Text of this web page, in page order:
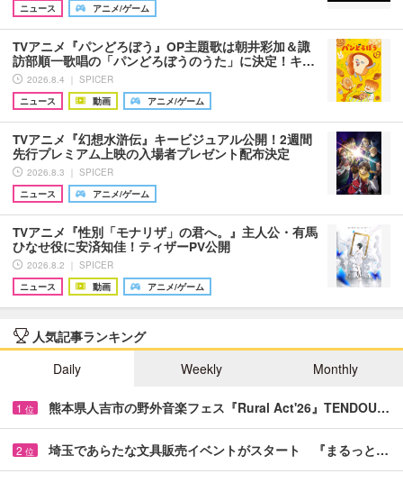
ニュース
アニメ/ゲーム
TVアニメ『パンどろぼう』OP主題歌は朝井彩加＆諏
訪部順一歌唱の「パンどろぼうのうた」に決定！キ…
2026.8.4 ｜ SPICER
ニュース
動画 アニメ/ゲーム
TVアニメ『幻想水滸伝』キービジュアル公開！2週間
先行プレミアム上映の入場者プレゼント配布決定
2026.8.3 ｜ SPICER
ニュース
アニメ/ゲーム
TVアニメ『性別「モナリザ」の君へ。』主人公・有馬
ひなせ役に安済知佳！ティザーPV公開
2026.8.2 ｜ SPICER
ニュース
動画 アニメ/ゲーム
人気記事ランキング
Daily
Weekly Monthly
1 位 熊本県人吉市の野外音楽フェス『Rural Act'26』TENDOU…
2 位 埼玉であらたな文具販売イベントがスタート 『まるっと…